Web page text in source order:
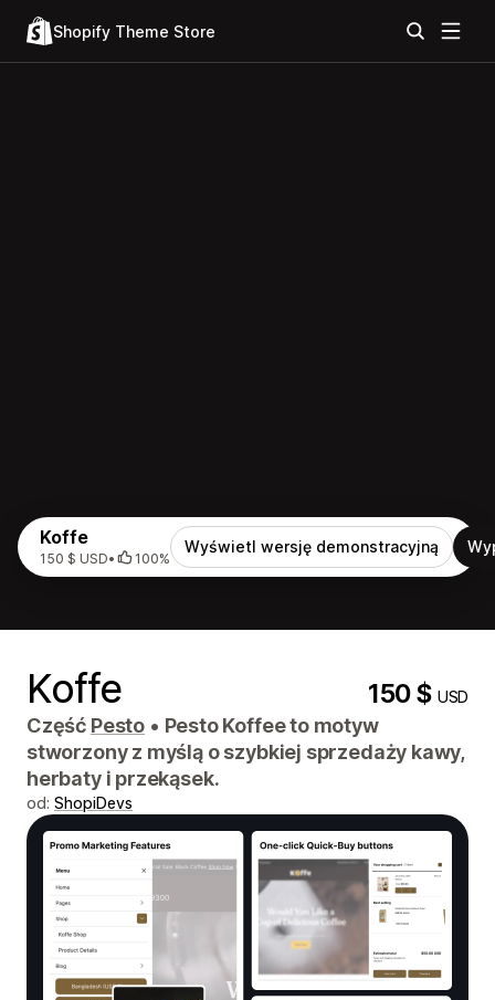
Shopify Theme Store
Koffe
150 $ USD• 100%
Wyświetl wersję demonstracyjną
Koffe 150 $USD
Część Pesto • Pesto Koffee to motyw
stworzony z myślą o szybkiej sprzedaży kawy,
herbaty i przekąsek.
od: ShopiDevs